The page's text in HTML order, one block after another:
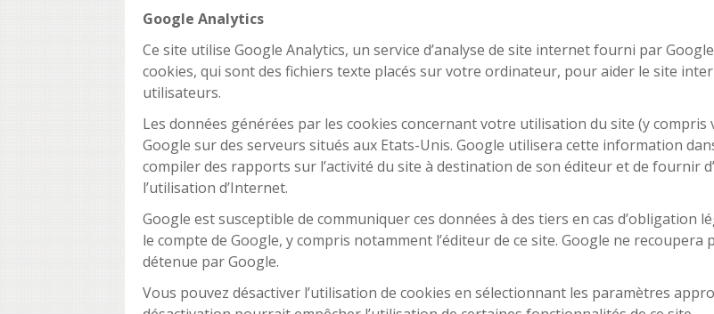
Google Analytics
Ce site utilise Google Analytics, un service d’analyse de site internet fourni par
cookies, qui sont des fichiers texte placés sur votre ordinateur, pour aider le site
utilisateurs.
Les données générées par les cookies concernant votre utilisation du site (y
Google sur des serveurs situés aux Etats-Unis. Google utilisera cette information
compiler des rapports sur l’activité du site à destination de son éditeur et de fournir
l’utilisation d’Internet.
Google est susceptible de communiquer ces données à des tiers en cas
le compte de Google, y compris notamment l’éditeur de ce site. Google ne
détenue par Google.
Vous pouvez désactiver l’utilisation de cookies en sélectionnant les paramètres